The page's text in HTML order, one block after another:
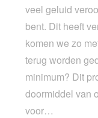
veel geluid
bent. Dit heeft
komen we zo
terug worden
minimum? Dit
doormiddel van
voor…